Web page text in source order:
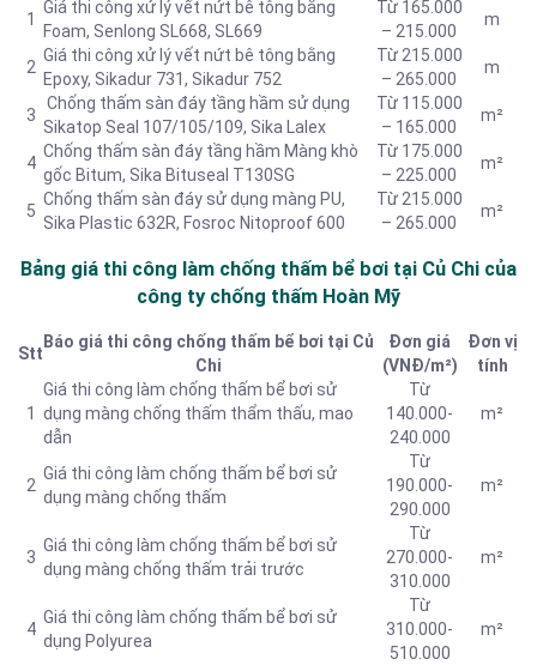
1
Giá thi công xử lý vết nứt bê tông bằng
Foam, Senlong SL668, SL669
Từ 165.000
– 215.000
m
2
Giá thi công xử lý vết nứt bê tông bằng
Epoxy, Sikadur 731, Sikadur 752
Từ 215.000
– 265.000
m
3
Chống thấm sàn đáy tầng hầm sử dụng
Sikatop Seal 107/105/109, Sika Lalex
Từ 115.000
– 165.000
m²
4
Chống thấm sàn đáy tầng hầm Màng khò
gốc Bitum, Sika Bituseal T130SG
Từ 175.000
– 225.000
m²
5
Chống thấm sàn đáy sử dụng màng PU,
Sika Plastic 632R, Fosroc Nitoproof 600
Từ 215.000
– 265.000
m²
Bảng giá thi công làm chống thấm bể bơi tại Củ Chi của
công ty chống thấm Hoàn Mỹ
Stt
Báo giá thi công chống thấm bể bơi tại Củ
Chi
Đơn giá
(VNĐ/m²)
Đơn vị
tính
1
Giá thi công làm chống thấm bể bơi sử
dụng màng chống thấm thẩm thấu, mao
dẫn
Từ
140.000-
240.000
m²
2
Giá thi công làm chống thấm bể bơi sử
dụng màng chống thấm
Từ
190.000-
290.000
m²
3
Giá thi công làm chống thấm bể bơi sử
dụng màng chống thấm trải trước
Từ
270.000-
310.000
m²
4
Giá thi công làm chống thấm bể bơi sử
dụng Polyurea
Từ
310.000-
510.000
m²